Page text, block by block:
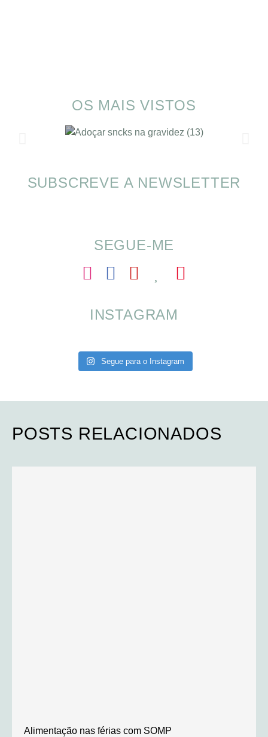
OS MAIS VISTOS
Alimentação nas férias com SOMP
SUBSCREVE A NEWSLETTER
SEGUE-ME
INSTAGRAM
Segue para o Instagram
POSTS RELACIONADOS
Alimentação nas férias com SOMP